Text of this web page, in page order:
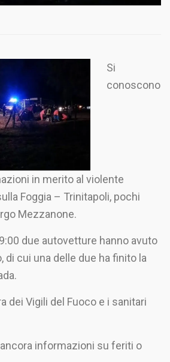
Si
conoscono
in merito al violente
Foggia – Trinitapoli, pochi
Mezzanone.
due autovetture hanno avuto
di cui una delle due ha finito la
dei Vigili del Fuoco e i sanitari
informazioni su feriti o